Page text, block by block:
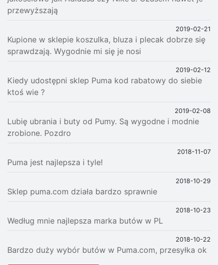
przewyższają
2019-02-21
Kupione w sklepie koszulka, bluza i plecak dobrze się
sprawdzają. Wygodnie mi się je nosi
2019-02-12
Kiedy udostępni sklep Puma kod rabatowy do siebie
ktoś wie ?
2019-02-08
Lubię ubrania i buty od Pumy. Są wygodne i modnie
zrobione. Pozdro
2018-11-07
Puma jest najlepsza i tyle!
2018-10-29
Sklep puma.com działa bardzo sprawnie
2018-10-23
Według mnie najlepsza marka butów w PL
2018-10-22
Bardzo duży wybór butów w Puma.com, przesyłka ok